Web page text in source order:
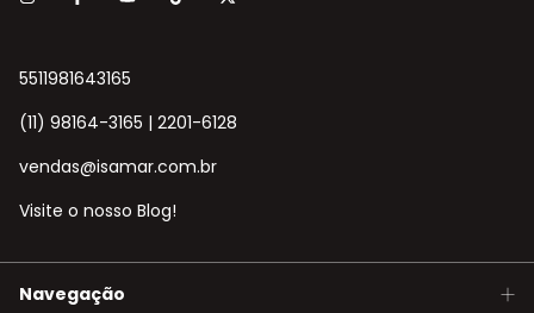
5511981643165
(11) 98164-3165 | 2201-6128
vendas@isamar.com.br
Visite o nosso Blog!
Navegação